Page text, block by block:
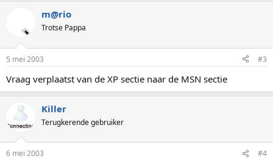
m@rio
Trotse Pappa
5 mei 2003 #3
Vraag verplaatst van de XP sectie naar de MSN sectie
Killer
Terugkerende gebruiker
6 mei 2003 #4